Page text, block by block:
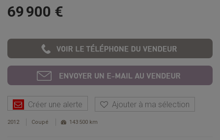
69 900 €
Créer une alerte Ajouter à ma sélection
2012 Coupé 143 500 km